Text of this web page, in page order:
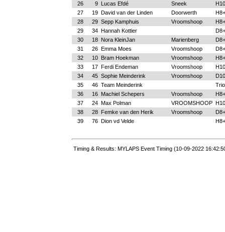
26
9 Lucas Efdé Sneek
27
19 David van der Linden Doorwerth
H8+
28
29 Sepp Kamphuis Vroomshoop
H8+
29
34 Hannah Kottier
D8+
30
18 Nora KleinJan Marienberg
D8+
31
26 Emma Moes Vroomshoop
D8+
32
10 Bram Hoekman Vroomshoop
H8+
33
17 Ferdi Endeman Vroomshoop
34
45 Sophie Meinderink Vroomshoop
35
46 Team Meinderink
Trio
36
16 Machiel Schepers Vroomshoop
H8+
37
24 Max Polman VROOMSHOOP
38
28 Femke van den Herik Vroomshoop
D8+
39
76 Dion vd Velde H8+
Timing & Results: MYLAPS Event Timing (10-09-2022